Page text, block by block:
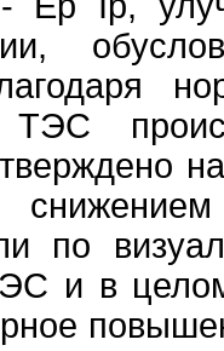
по
и в